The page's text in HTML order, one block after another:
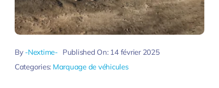
By -Nextime- Published On: 14 février 2025
Categories: Marquage de véhicules